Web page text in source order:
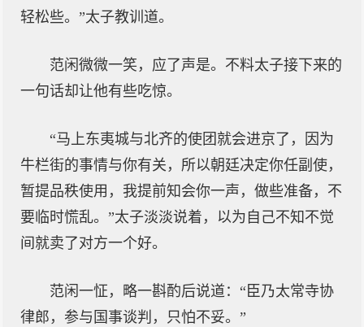
轻松些。”太子教训道。
范闲微微一笑，应了声是。不料太子接下来的
一句话却让他有些吃惊。
“马上东夷城与北齐的使团就会进京了，因为
牛栏街的事情与你有关，所以朝廷决定你任副使，
暂提品秩使用，我提前知会你一声，做些准备，不
要临时慌乱。”太子淡淡说着，以为自己不知不觉
间就卖了对方一个好。
范闲一怔，略一斟酌后说道：“臣乃太常寺协
律郎，参与国事谈判，只怕不妥。”